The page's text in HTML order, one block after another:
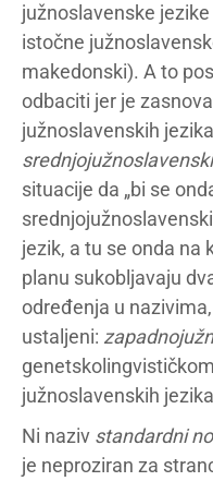
južnoslavenske
istočne
makedonski). A to
odbaciti jer je
južnoslavenskih
situacije da „bi se
jezik, a tu se onda
planu sukobljavaju
određenja u
ustaljeni:
južnoslavenskih
Ni naziv standardni
je neproziran za